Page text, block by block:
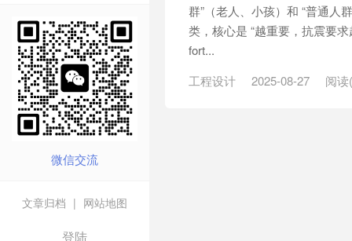
微信交流
文章归档 | 网站地图
登陆
群”（老人、小孩）和 “普通人
类，核心是 “越重要，抗震要
fort...
工程设计
2025-08-27 阅读